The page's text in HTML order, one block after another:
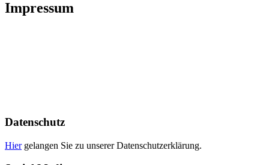
Impressum
Datenschutz
Hiergelangen Sie zu unserer Datenschutzerklärung.